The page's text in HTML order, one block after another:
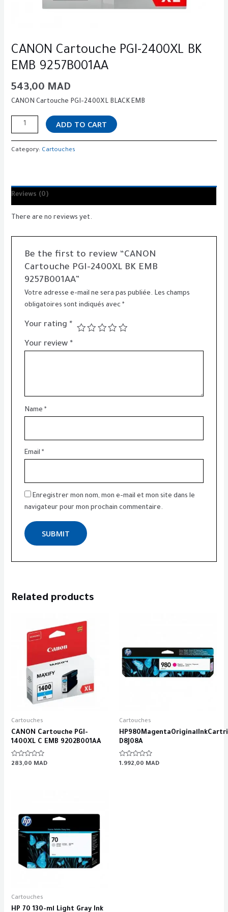
CANON Cartouche PGI-2400XL BK
EMB 9257B001AA
543,00 MAD
CANON Cartouche PGI-2400XL BLACK EMB
ADD TO CART
Category: Cartouches
Reviews (0)
There are no reviews yet.
Be the first to review “CANON
Cartouche PGI-2400XL BK EMB
9257B001AA”
Votre adresse e-mail ne sera pas publiée. Les champs
obligatoires sont indiqués avec *
Your rating *
Your review *
Name *
Email *
Enregistrer mon nom, mon e-mail et mon site dans le
navigateur pour mon prochain commentaire.
Related products
Cartouches
CANON Cartouche PGI-
1400XL C EMB 9202B001AA
Rated
283,00 MAD
Cartouches
D8J08A
Rated
1.992,00 MAD
Cartouches
HP 70 130-ml Light Gray Ink